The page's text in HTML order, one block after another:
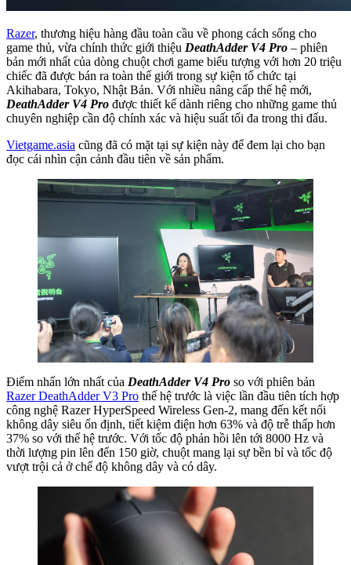
Razer, thương hiệu hàng đầu toàn cầu về phong cách sống cho
game thủ, vừa chính thức giới thiệu DeathAdder V4 Pro – phiên
bản mới nhất của dòng chuột chơi game biểu tượng với hơn 20 triệu
chiếc đã được bán ra toàn thế giới trong sự kiện tổ chức tại
Akihabara, Tokyo, Nhật Bản. Với nhiều nâng cấp thế hệ mới,
DeathAdder V4 Pro được thiết kế dành riêng cho những game thủ
chuyên nghiệp cần độ chính xác và hiệu suất tối đa trong thi đấu.
Vietgame.asia cũng đã có mặt tại sự kiện này để đem lại cho bạn
đọc cái nhìn cận cảnh đầu tiên về sản phẩm.
Điểm nhấn lớn nhất của DeathAdder V4 Pro so với phiên bản
Razer DeathAdder V3 Pro thế hệ trước là việc lần đầu tiên tích hợp
công nghệ Razer HyperSpeed Wireless Gen-2, mang đến kết nối
không dây siêu ổn định, tiết kiệm điện hơn 63% và độ trễ thấp hơn
37% so với thế hệ trước. Với tốc độ phản hồi lên tới 8000 Hz và
thời lượng pin lên đến 150 giờ, chuột mang lại sự bền bỉ và tốc độ
vượt trội cả ở chế độ không dây và có dây.